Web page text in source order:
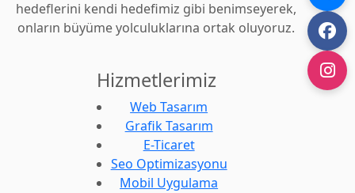
hedeflerini kendi hedefimiz gibi benimseyerek,
onların büyüme yolculuklarına ortak oluyoruz.
Hizmetlerimiz
Web Tasarım
Grafik Tasarım
E-Ticaret
Seo Optimizasyonu
Mobil Uygulama